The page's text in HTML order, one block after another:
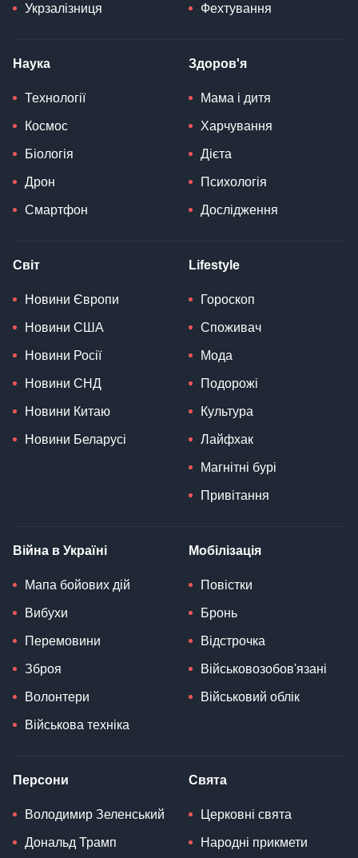
Укрзалізниця Фехтування
Наука
Технології
Космос
Біологія
Дрон
Смартфон
Здоров'я
Мама і дитя
Харчування
Дієта
Психологія
Дослідження
Світ
Новини Європи
Новини США
Новини Росії
Новини СНД
Новини Китаю
Новини Беларусі
Lifestyle
Гороскоп
Споживач
Мода
Подорожі
Культура
Лайфхак
Магнітні бурі
Привітання
Війна в Україні
Мапа бойових дій
Вибухи
Перемовини
Зброя
Волонтери
Військова техніка
Мобілізація
Повістки
Бронь
Відстрочка
Військовозобов'язані
Військовий облік
Персони
Володимир Зеленський
Дональд Трамп
Свята
Церковні свята
Народні прикмети